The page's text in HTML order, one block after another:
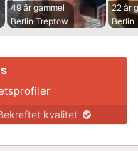
49 år gammel
Berlin Treptow
22 år
Berlin
kvalitet